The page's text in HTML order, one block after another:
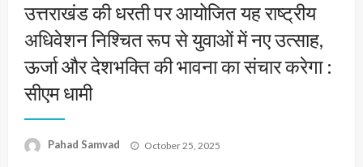
उत्तराखंड की धरती पर आयोजित यह राष्ट्रीय
अधिवेशन निश्चित रूप से युवाओं में नए उत्साह,
ऊर्जा और देशभक्ति की भावना का संचार करेगा :
सीएम धामी
Pahad Samvad
Posted
October 25, 2025